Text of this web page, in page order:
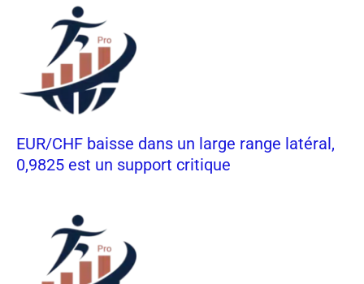
EUR/CHF baisse dans un large range latéral,
0,9825 est un support critique